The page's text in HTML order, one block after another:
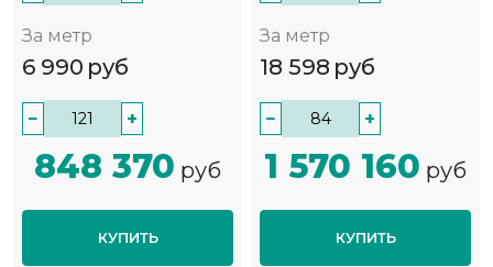
За метр
6 990 руб
− +
848 370 руб
КУПИТЬ
За метр
18 598 руб
− +
1 570 160 руб
КУПИТЬ